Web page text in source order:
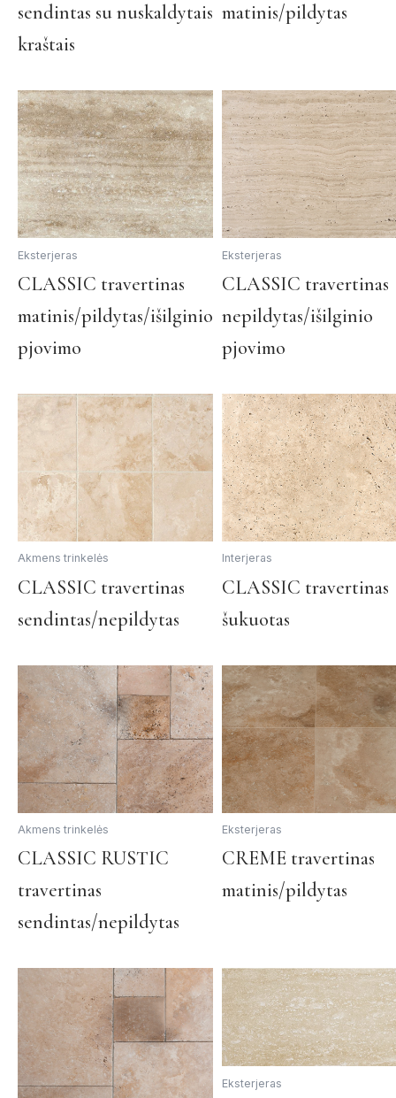
sendintas su nuskaldytais
kraštais
has
options
may
be
chosen
on
the
product
page
matinis/pildytas
Eksterjeras
CLASSIC travertinas
matinis/pildytas/išilginio
pjovimo
This
has
multiple
variants.
options
may
be
chosen
on
the
product
page
Eksterjeras
CLASSIC travertinas
nepildytas/išilginio
pjovimo
Akmens trinkelės
CLASSIC travertinas
sendintas/nepildytas
This
has
variants.
The
options
may
be
chosen
on
the
product
page
Interjeras
CLASSIC travertinas
šukuotas
Akmens trinkelės
CLASSIC RUSTIC
travertinas
sendintas/nepildytas
This
has
options
may
be
chosen
on
the
Eksterjeras
CREME travertinas
matinis/pildytas
Eksterjeras